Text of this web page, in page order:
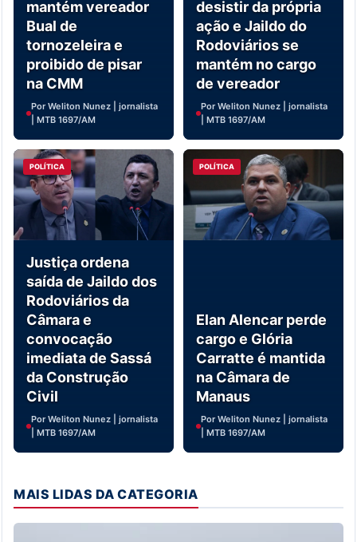
mantém vereador
Bual de
tornozeleira e
proibido de pisar
na CMM
Por Weliton Nunez | jornalista
| MTB 1697/AM
desistir da própria
ação e Jaildo do
Rodoviários se
mantém no cargo
de vereador
Por Weliton Nunez | jornalista
| MTB 1697/AM
POLÍTICA
Justiça ordena
saída de Jaildo dos
Rodoviários da
Câmara e
convocação
imediata de Sassá
da Construção
Civil
Por Weliton Nunez | jornalista
| MTB 1697/AM
POLÍTICA
Elan Alencar perde
cargo e Glória
Carratte é mantida
na Câmara de
Manaus
Por Weliton Nunez | jornalista
| MTB 1697/AM
MAIS LIDAS DA CATEGORIA